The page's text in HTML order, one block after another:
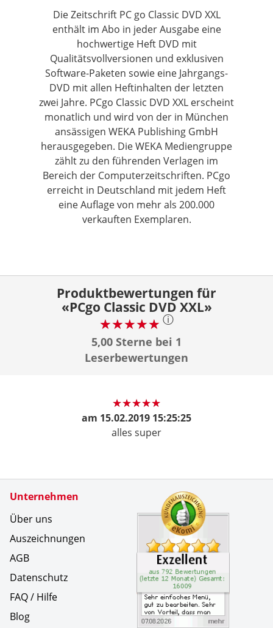
Die Zeitschrift PC go Classic DVD XXL
enthält im Abo in jeder Ausgabe eine
hochwertige Heft DVD mit
Qualitätsvollversionen und exklusiven
Software-Paketen sowie eine Jahrgangs-
DVD mit allen Heftinhalten der letzten
zwei Jahre. PCgo Classic DVD XXL erscheint
monatlich und wird von der in München
ansässigen WEKA Publishing GmbH
herausgegeben. Die WEKA Mediengruppe
zählt zu den führenden Verlagen im
Bereich der Computerzeitschriften. PCgo
erreicht in Deutschland mit jedem Heft
eine Auflage von mehr als 200.000
verkauften Exemplaren.
Produktbewertungen für
«PCgo Classic DVD XXL»
ⓘ
5,00 Sterne bei 1
Leserbewertungen
am 15.02.2019 15:25:25
alles super
Unternehmen
Über uns
Auszeichnungen
AGB
Datenschutz
FAQ / Hilfe
Blog
Zertifikate